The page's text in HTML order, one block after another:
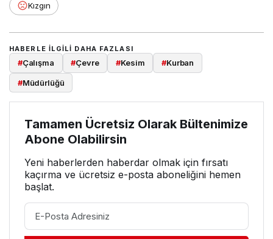
Kızgın
HABERLE ILGILI DAHA FAZLASI
#Çalışma #Çevre #Kesim #Kurban
#Müdürlüğü
Tamamen Ücretsiz Olarak Bültenimize
Abone Olabilirsin
Yeni haberlerden haberdar olmak için fırsatı
kaçırma ve ücretsiz e-posta aboneliğini hemen
başlat.